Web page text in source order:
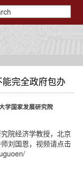
能完全政府包办
学国家发展研究院
院经济学教授，北京
刘国恩，视频请点击